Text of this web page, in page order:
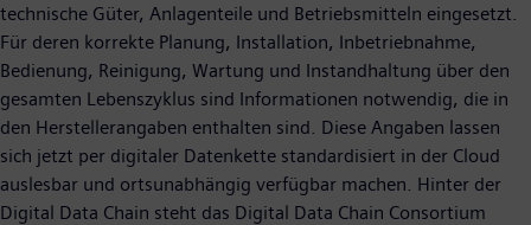
technische Güter, Anlagenteile und Betriebsmitteln eingesetzt.
Für deren korrekte Planung, Installation, Inbetriebnahme,
Bedienung, Reinigung, Wartung und Instandhaltung über den
gesamten Lebenszyklus sind Informationen notwendig, die in
den Herstellerangaben enthalten sind. Diese Angaben lassen
sich jetzt per digitaler Datenkette standardisiert in der Cloud
auslesbar und ortsunabhängig verfügbar machen. Hinter der
Digital Data Chain steht das Digital Data Chain Consortium